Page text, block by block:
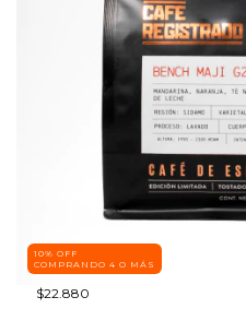
10% OFF
COMPRANDO 4 O MÁS
$22.880